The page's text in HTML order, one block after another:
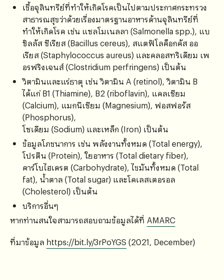
เชื้อจุลินทรีย์ที่ทำให้เกิดโรคเป็นไปตามประกาศกระทรวง
สาธารณสุขว่าด้วยเรื่องมาตรฐานอาหารด้านจุลินทรีย์ที่
ทำให้เกิดโรค เช่น แซลโมเนลลา (Salmonella spp.), แบ
ซิลลัส ซีเรียส (Bacillus cereus), สแตฟิโลค็อกคัส ออ
เรียส (Staphylococcus aureus) และคลอสทริเดียม เพ
อรฟริงเจนส์ (Clostridium perfringens) เป็นต้น
วิตามินและแร่ธาตุ เช่น วิตามิน A (retinol), วิตามิน B
ได้แก่ B1 (Thiamine), B2 (riboflavin), แคลเซียม
(Calcium), แมกนีเซียม (Magnesium), ฟอสฟอรัส
(Phosphorus),
โซเดียม (Sodium) และเหล็ก (Iron) เป็นต้น
ข้อมูลโภชนาการ เช่น พลังงานทั้งหมด (Total energy),
โปรตีน (Protein), ใยอาหาร (Total dietary fiber),
คาร์โบไฮเดรต (Carbohydrate), ไขมันทั้งหมด (Total
fat), น้ำตาล (Total sugar) และโคเลสเตอรอล
(Cholesterol) เป็นต้น
บริการอื่นๆ
หากท่านสนใจสามารถสอบถามข้อมูลได้ที่ AMARC
ที่มาข้อมูล https://bit.ly/3rPoYGS (2021, December)